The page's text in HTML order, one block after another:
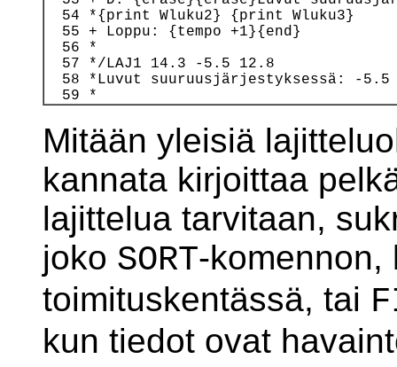
  54 *{print Wluku2} {print Wluku3}
  55 + Loppu: {tempo +1}{end}
  56 *
  57 */LAJ1 14.3 -5.5 12.8
58 *Luvut suuruusjärjestyksessä: -5.5
Mitään yleisiä
kannata kirjoittaa
lajittelua tarvitaan,
joko SORT-komennon,
toimituskentässä, tai
kun tiedot ovat